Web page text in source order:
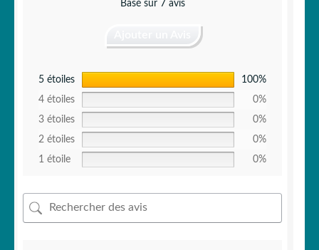
Basé sur 7 avis
5 étoiles
100%
4 étoiles
0%
3 étoiles
0%
2 étoiles
0%
1 étoile
0%